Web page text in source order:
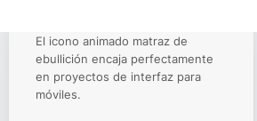
El icono animado matraz de
ebullición encaja perfectamente
en proyectos de interfaz para
móviles.